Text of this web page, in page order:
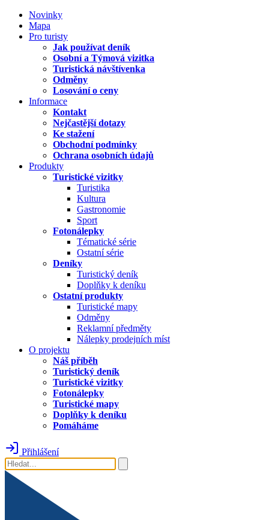
Novinky
Mapa
Pro turisty
Jak používat deník
Osobní a Týmová vizitka
Turistická návštívenka
Odměny
Losování o ceny
Informace
Kontakt
Nejčastější dotazy
Ke stažení
Obchodní podmínky
Ochrana osobních údajů
Produkty
Turistické vizitky
Turistika
Kultura
Gastronomie
Sport
Fotonálepky
Tématické série
Ostatní série
Deníky
Turistický deník
Doplňky k deníku
Ostatní produkty
Turistické mapy
Odměny
Reklamní předměty
Nálepky prodejních míst
O projektu
Náš příběh
Turistický deník
Turistické vizitky
Fotonálepky
Turistické mapy
Doplňky k deníku
Pomáháme
Přihlášení